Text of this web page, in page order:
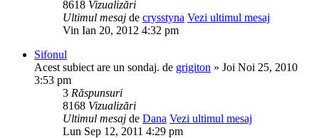
8618 Vizualizări
Ultimul mesaj de crysstyna Vezi ultimul mesaj
Vin Ian 20, 2012 4:32 pm
Sifonul
Acest subiect are un sondaj. de grigiton » Joi Noi 25, 2010
3:53 pm
3 Răspunsuri
8168 Vizualizări
Ultimul mesaj de Dana Vezi ultimul mesaj
Lun Sep 12, 2011 4:29 pm